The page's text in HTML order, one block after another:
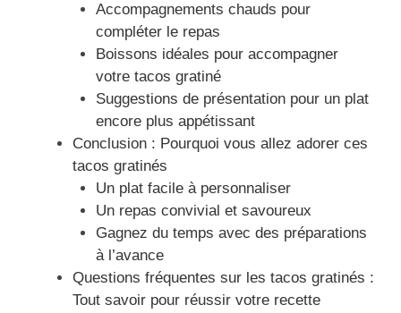
Accompagnements chauds pour
compléter le repas
Boissons idéales pour accompagner
votre tacos gratiné
Suggestions de présentation pour un plat
encore plus appétissant
Conclusion : Pourquoi vous allez adorer ces
tacos gratinés
Un plat facile à personnaliser
Un repas convivial et savoureux
Gagnez du temps avec des préparations
à l’avance
Questions fréquentes sur les tacos gratinés :
Tout savoir pour réussir votre recette